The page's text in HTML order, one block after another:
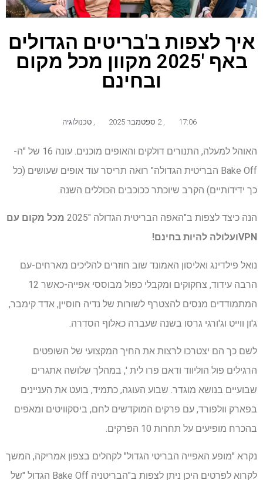
איך לצפות ב'בריטים הגדולים
באף '2025 מקוון מכל מקום
ובחינם
17:06 2 ספטמבר 2025 טכנולוגיה
האוהל למעלה, התנורים דולקים והאופים מוכנים. עונה 16 של "ה-
Bake Off הבריטית הגדולה" רואה תריסר עוד אופים שעושים (כל
כך ידידותיים) הקרב שיוכתר ככוכבים הכוללים השנה.
הנה כיצד לצפות ב"האפה הבריטית הגדולה "2025
מכל מקום עם
VPNועלולה להיות בחינם!
נואל פילדינג ואליסון האמונד שוב חוזרים להליכים מארחים-עם
הרבה עידוד, צחקוקים ומקבלי כפול מבוססי אפייה-כאשר 12
המתמודדים מנסים להצטרף לשורות של נדיה חוסיין, אדד קימבר,
ג'ון ווייט וג'ורגי גרסו בשנה שעברה כאלוף הסדרה.
לשם כך הם יצטרכו לרצות את החיך המקצועי של השופטים
הרגילים פול הוליווד ודאם פרו לית ', במהלך שלושה אתגרים
שבועיים בנושא מוגדר. שבוע העוגה, כתמיד, בועט את העניינים
בפארק וולפורד, עם פרקים המוקדשים לחם, ביסקוויטים ומאפים
בהכרח מופיעים על תחרות 10 הפרקים.
נקרא "מופע האפייה הבריטי הגדול" לקהלים בצפון אמריקה, המשך
לקרוא לפרטים היכן ניתן לצפות ב"הבריטניה Bake Off הגדול "של